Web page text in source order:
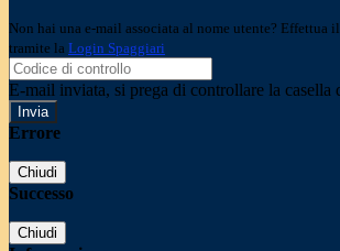
Non hai una e-mail associata al nome utente? Effettua
tramite la Login Spaggiari
E-mail inviata, si prega di controllare la casella
Errore
Chiudi
Successo
Chiudi